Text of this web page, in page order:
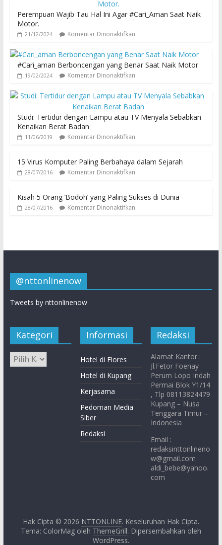
Perempuan Wajib Tau Hal Ini Agar #Cari_Aman Saat Naik
Motor.
21/12/2024 Komentar Dinonaktifkan
#Cari_aman Berboncengan yang Benar Saat Naik Motor
19/02/2024 Komentar Dinonaktifkan
Studi: Tertidur dengan Lampu atau TV Menyala Sebabkan
Kenaikan Berat Badan
11/06/2019 Komentar Dinonaktifkan
15 Virus Komputer Paling Berbahaya dalam Sejarah
28/07/2016 Komentar Dinonaktifkan
Kisah 5 Orang ‘Bodoh’ yang Paling Sukses di Dunia
28/07/2016 Komentar Dinonaktifkan
@nttonlinenow
Tweets by nttonlinenow
Kategori Informasi
Hotel di Flores
Hotel di Kupang
Kerjasama
Pedoman Media
Siber
Redaksi
Redaksi
Alamat Kantor :
Jl.Fetor Foenay
Perum Lopo Indah
Permai Blok Y1/14
, Tlp 08113824479
Kupang – Nusa
Tenggara Timur –
Indonesia
Email :
redaksinttonlineno
w@gmail.com
aldi_bebe@yahoo.
com
Hak Cipta © 2026 NTTONLINE. Keseluruhan Hak Cipta.
Tema: ColorMag oleh ThemeGrill. Dipersembahkan oleh
WordPress.